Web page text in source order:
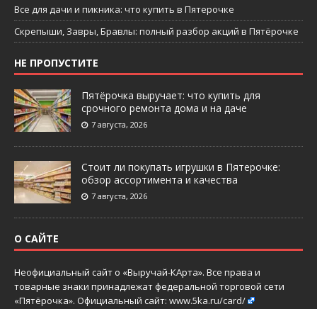
Все для дачи и пикника: что купить в Пятерочке
Скрепыши, Завры, Бравлы: полный разбор акций в Пятёрочке
НЕ ПРОПУСТИТЕ
Пятёрочка выручает: что купить для
срочного ремонта дома и на даче
7 августа, 2026
Стоит ли покупать игрушки в Пятерочке:
обзор ассортимента и качества
7 августа, 2026
О САЙТЕ
Неофициальный сайт о «Выручай-КАрта». Все права и
товарные знаки принадлежат федеральной торговой сети
«Пятёрочка». Официальный сайт: www.5ka.ru/card/